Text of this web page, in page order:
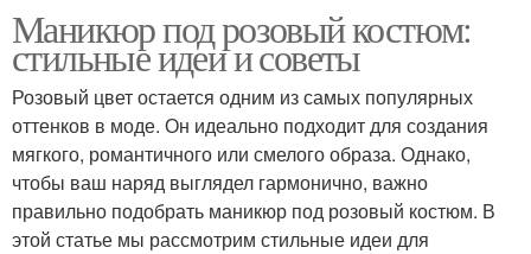
Маникюр под розовый костюм:
стильные идеи и советы
Розовый цвет остается одним из самых популярных
оттенков в моде. Он идеально подходит для создания
мягкого, романтичного или смелого образа. Однако,
чтобы ваш наряд выглядел гармонично, важно
правильно подобрать маникюр под розовый костюм. В
этой статье мы рассмотрим стильные идеи для